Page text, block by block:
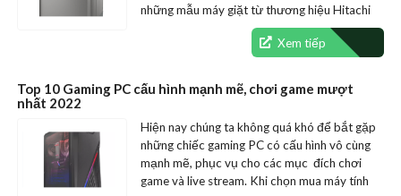
những mẫu máy giặt từ thương hiệu Hitachi
Xem tiếp
Top 10 Gaming PC cấu hình mạnh mẽ, chơi game mượt
nhất 2022
Hiện nay chúng ta không quá khó để bắt gặp
những chiếc gaming PC có cấu hình vô cùng
mạnh mẽ, phục vụ cho các mục đích chơi
game và live stream. Khi chọn mua máy tính